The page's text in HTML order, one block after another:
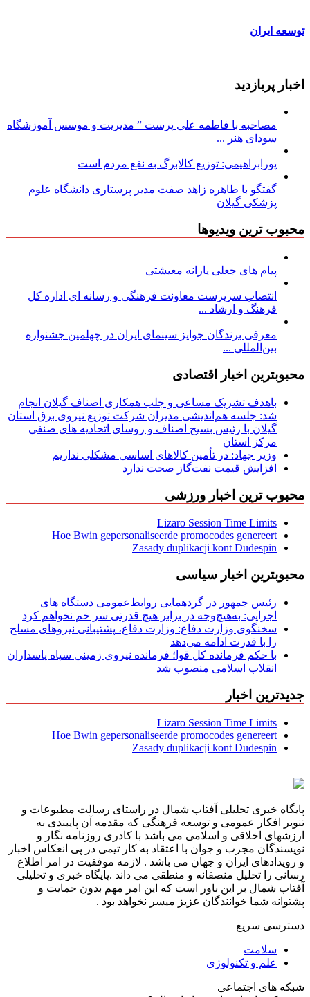
توسعه ایران
اخبار پربازدید
مصاحبه با فاطمه علی پرست ” مدیریت و موسس آموزشگاه
سودای هنر ...
پورابراهیمی: توزیع کالابرگ به نفع مردم است
گفتگو با طاهره زاهد صفت مدیر پرستاری دانشگاه علوم
پزشکی گیلان
محبوب ترین ویدیوها
پیام های جعلی یارانه معیشتی
انتصاب سرپرست معاونت فرهنگی و رسانه ای اداره کل
فرهنگ و ارشاد ...
معرفی برندگان جوایز سینمای ایران در چهلمین جشنواره
بین‌المللی ...
محبوبترین اخبار اقتصادی
باهدف تشریک مساعی و جلب همکاری اصناف گیلان انجام
شد: جلسه هم‌اندیشی مدیران شركت توزیع نیروی برق استان
گیلان با رئیس بسیج اصناف و روسای اتحادیه های صنفی
مركز استان
وزیر جهاد: در تأمین کالاهای اساسی مشکلی نداریم
افزایش قیمت نفت‌گاز صحت ندارد
محبوب ترین اخبار ورزشی
Lizaro Session Time Limits
Hoe Bwin gepersonaliseerde promocodes genereert
Zasady duplikacji kont Dudespin
محبوبترین اخبار سیاسی
رئیس جمهور در گردهمایی روابط‌عمومی دستگاه های
اجرایی: به‌هیچ‌وجه در برابر هیچ قدرتی سر خم نخواهم کرد
سخنگوی وزارت دفاع: وزارت دفاع، پشتیبانی نیرو‌های مسلح
را با قدرت ادامه می‌دهد
با حکم فرمانده کل قوا؛ فرمانده نیروی زمینی سپاه پاسداران
انقلاب اسلامی منصوب شد
جدیدترین اخبار
Lizaro Session Time Limits
Hoe Bwin gepersonaliseerde promocodes genereert
Zasady duplikacji kont Dudespin
پایگاه خبری تحلیلی آفتاب شمال در راستای رسالت مطبوعات و
تنویر افکار عمومی و توسعه فرهنگی که مقدمه آن پایبندی به
ارزشهای اخلاقی و اسلامی می باشد با کادری روزنامه نگار و
نویسندگان مجرب و جوان با اعتقاد به کار تیمی در پی انعکاس اخبار
و رویدادهای ایران و جهان می باشد . لازمه موفقیت در امر اطلاع
رسانی را تحلیل منصفانه و منطقی می داند .پایگاه خبری و تحلیلی
آفتاب شمال بر این باور است که این امر مهم بدون حمایت و
پشتوانه شما خوانندگان عزیز میسر نخواهد بود .
دسترسی سریع
سلامت
علم و تکنولوژی
شبکه های اجتماعی